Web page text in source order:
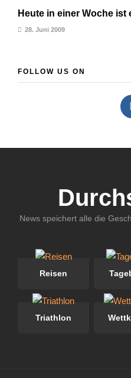
Heute in einer Woche ist
28. Juni 2009
FOLLOW US ON
News speichert alle die
Reisen
Triathlon